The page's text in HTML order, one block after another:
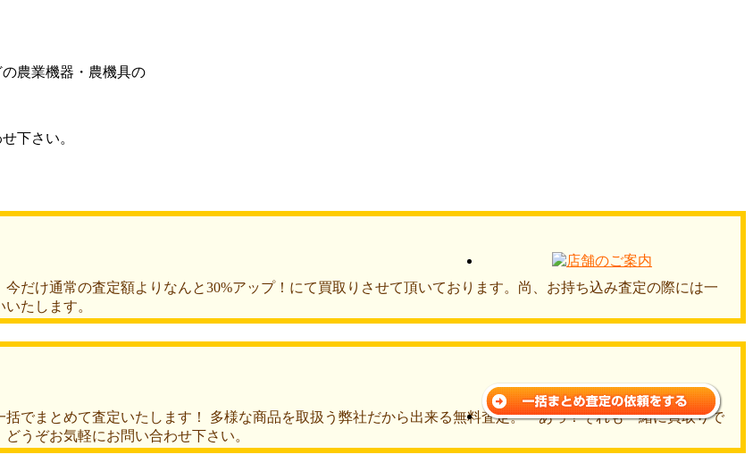
農業機器・農機具の
下さい。
だけ通常の査定額よりなんと30%アップ！にて買取りさせて頂いております。尚、お持ち込み査定の際には一
たします。
でまとめて査定いたします！ 多様な商品を取扱う弊社だから出来る無料査定。「あっ！それも一緒に買取りで
うぞお気軽にお問い合わせ下さい。